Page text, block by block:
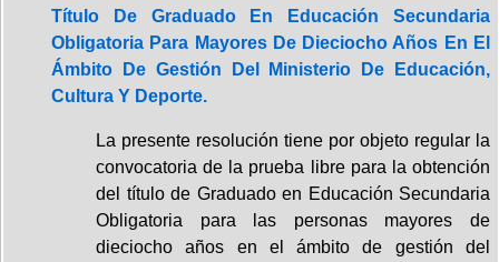
Título De Graduado En Educación Secundaria
Obligatoria Para Mayores De Dieciocho Años En El
Ámbito De Gestión Del Ministerio De Educación,
Cultura Y Deporte.
La presente resolución tiene por objeto regular la
convocatoria de la prueba libre para la obtención
del título de Graduado en Educación Secundaria
Obligatoria para las personas mayores de
dieciocho años en el ámbito de gestión del